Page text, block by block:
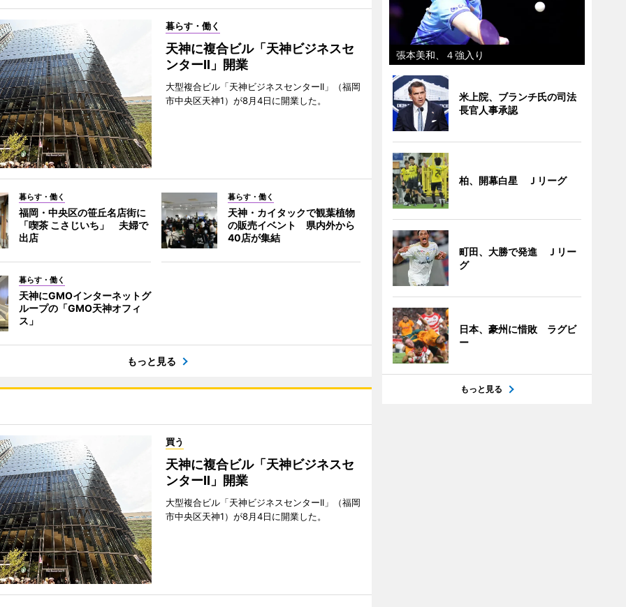
暮らす・働く
天神に複合ビル「天神ビジネスセ
ンターII」開業
大型複合ビル「天神ビジネスセンターII」（福岡
市中央区天神1）が8月4日に開業した。
暮らす・働く
福岡・中央区の笹丘名店街に
「喫茶 こさじいち」 夫婦で
出店
暮らす・働く
天神・カイタックで観葉植物
の販売イベント 県内外から
40店が集結
暮らす・働く
天神にGMOインターネットグ
ループの「GMO天神オフィ
ス」
もっと見る
買う
天神に複合ビル「天神ビジネスセ
ンターII」開業
大型複合ビル「天神ビジネスセンターII」（福岡
市中央区天神1）が8月4日に開業した。
張本美和、４強入り
米上院、ブランチ氏の司法
長官人事承認
柏、開幕白星 Ｊリーグ
町田、大勝で発進 Ｊリー
グ
日本、豪州に惜敗 ラグビ
ー
もっと見る